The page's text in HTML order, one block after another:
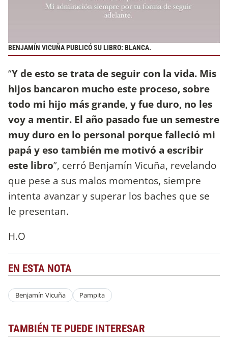
BENJAMÍN VICUÑA PUBLICÓ SU LIBRO: BLANCA.
“Y de esto se trata de seguir con la vida. Mis
hijos bancaron mucho este proceso, sobre
todo mi hijo más grande, y fue duro, no les
voy a mentir. El año pasado fue un semestre
muy duro en lo personal porque falleció mi
papá y eso también me motivó a escribir
este libro”, cerró Benjamín Vicuña, revelando
que pese a sus malos momentos, siempre
intenta avanzar y superar los baches que se
le presentan.
H.O
EN ESTA NOTA
Benjamín Vicuña Pampita
TAMBIÉN TE PUEDE INTERESAR